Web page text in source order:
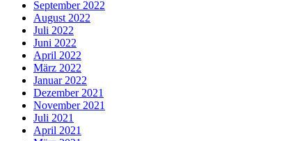
September 2022
August 2022
Juli 2022
Juni 2022
April 2022
März 2022
Januar 2022
Dezember 2021
November 2021
Juli 2021
April 2021